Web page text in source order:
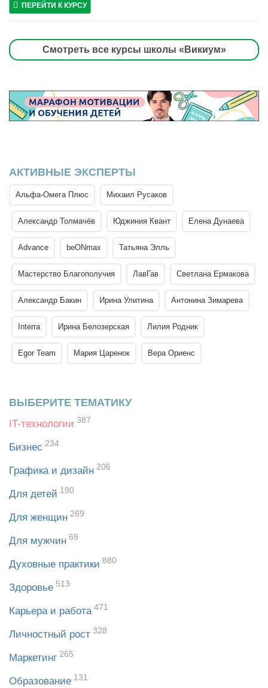
ПЕРЕЙТИ К КУРСУ
Смотреть все курсы школы «Викиум»
АКТИВНЫЕ ЭКСПЕРТЫ
Альфа-Омега Плюс Михаил Русаков
Александр Толмачёв Юджиния Квант Елена Дунаева
Advance beONmax Татьяна Элль
Мастерство Благополучия ЛавГав Светлана Ермакова
Александр Бакин Ирина Улитина Антонина Зимарева
Interra Ирина Белозерская Лилия Родник
Egor Team Мария Царенок Вера Ориенс
ВЫБЕРИТЕ ТЕМАТИКУ
IT-технологии 387
Бизнес 234
Графика и дизайн 206
Для детей 190
Для женщин 269
Для мужчин 69
Духовные практики 880
Здоровье 513
Карьера и работа 471
Личностный рост 328
Маркетинг 265
Образование 131